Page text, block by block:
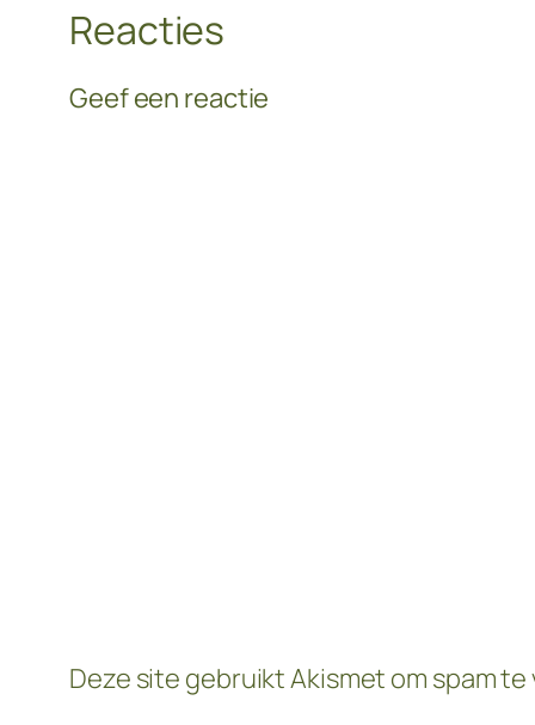
Reacties
Geef een reactie
Deze site gebruikt Akismet om spam